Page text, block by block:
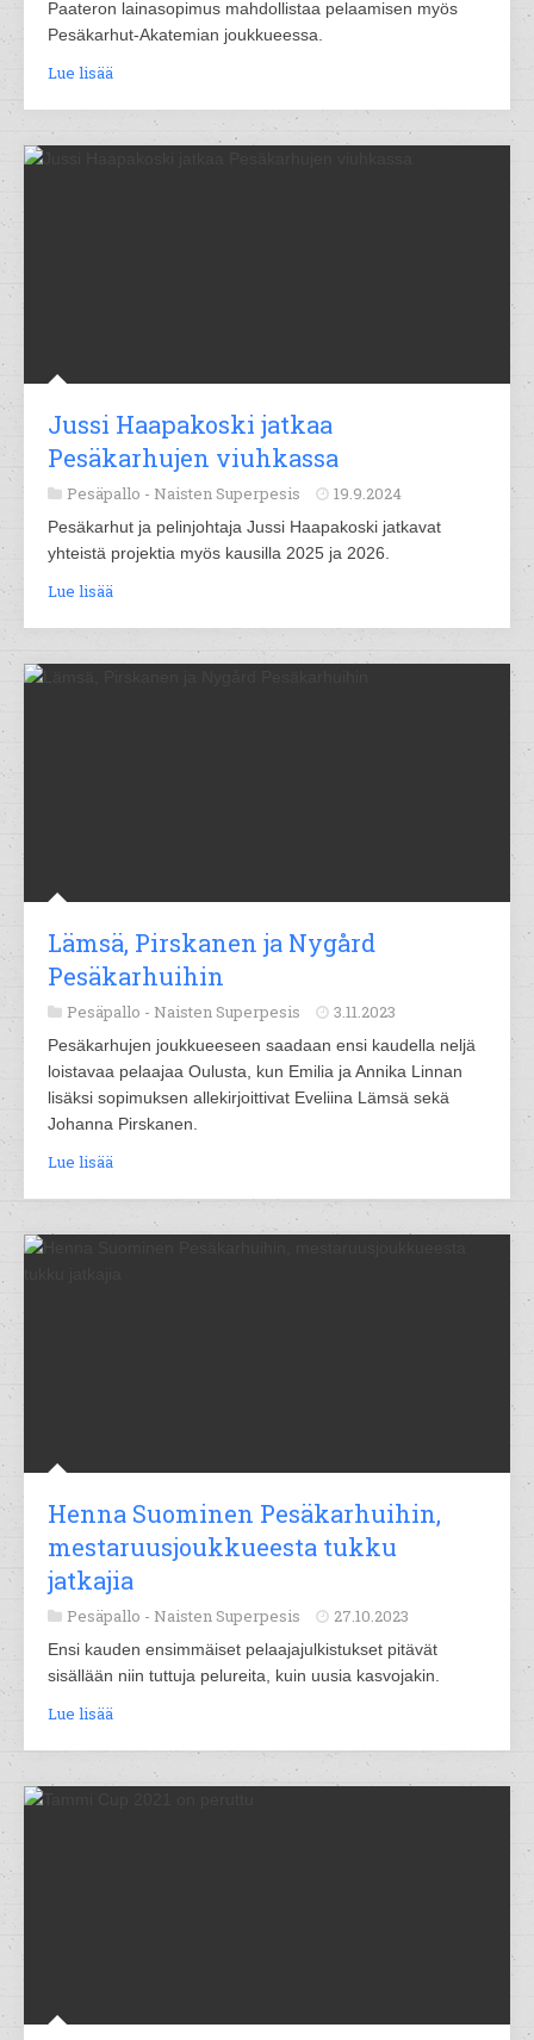
Paateron lainasopimus mahdollistaa pelaamisen myös
Pesäkarhut-Akatemian joukkueessa.
Lue lisää
Jussi Haapakoski jatkaa
Pesäkarhujen viuhkassa
Pesäpallo - Naisten Superpesis 19.9.2024
Pesäkarhut ja pelinjohtaja Jussi Haapakoski jatkavat
yhteistä projektia myös kausilla 2025 ja 2026.
Lue lisää
Lämsä, Pirskanen ja Nygård
Pesäkarhuihin
Pesäpallo - Naisten Superpesis 3.11.2023
Pesäkarhujen joukkueeseen saadaan ensi kaudella neljä
loistavaa pelaajaa Oulusta, kun Emilia ja Annika Linnan
lisäksi sopimuksen allekirjoittivat Eveliina Lämsä sekä
Johanna Pirskanen.
Lue lisää
Henna Suominen Pesäkarhuihin,
mestaruusjoukkueesta tukku
jatkajia
Pesäpallo - Naisten Superpesis 27.10.2023
Ensi kauden ensimmäiset pelaajajulkistukset pitävät
sisällään niin tuttuja pelureita, kuin uusia kasvojakin.
Lue lisää